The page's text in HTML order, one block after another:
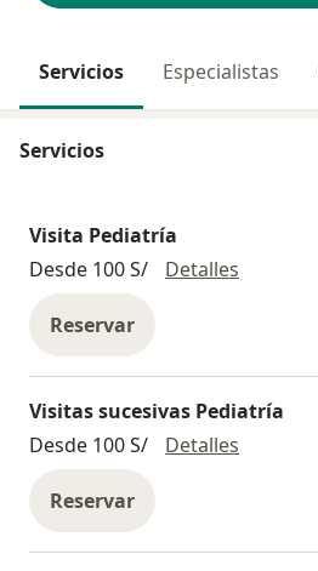
Servicios Especialistas
Servicios
Visita Pediatría
Desde 100 S/
Detalles
Reservar
Visitas sucesivas Pediatría
Desde 100 S/
Detalles
Reservar